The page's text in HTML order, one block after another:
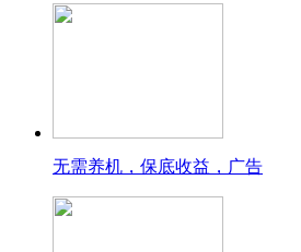
无需养机，保底收益，广告